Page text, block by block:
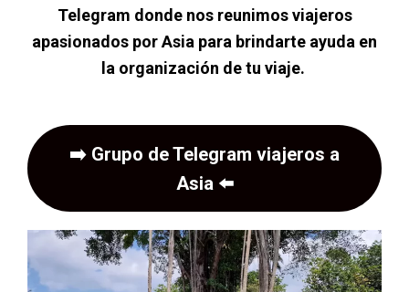
Telegram donde nos reunimos viajeros
apasionados por Asia para brindarte ayuda en
la organización de tu viaje.
➡️ Grupo de Telegram viajeros a
Asia⬅️